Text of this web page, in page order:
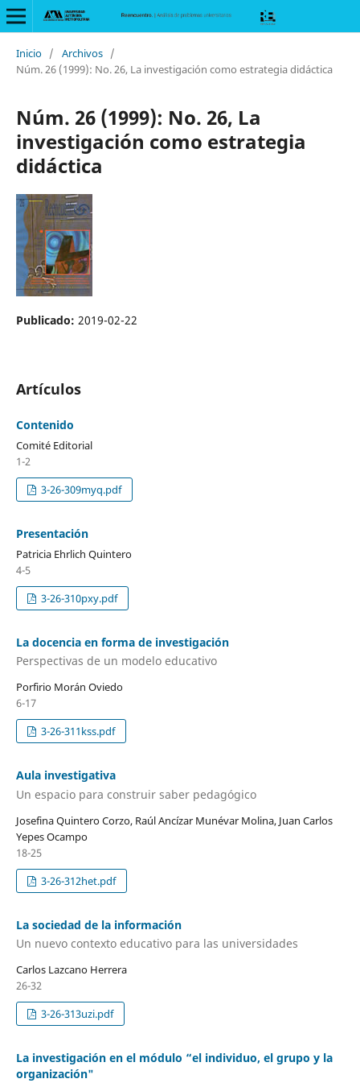
Inicio / Archivos /
Núm. 26 (1999): No. 26, La investigación como estrategia didáctica
Núm. 26 (1999): No. 26, La
investigación como estrategia
didáctica
Publicado: 2019-02-22
Artículos
Contenido
Comité Editorial
1-2
3-26-309myq.pdf
Presentación
Patricia Ehrlich Quintero
4-5
3-26-310pxy.pdf
La docencia en forma de investigación
Perspectivas de un modelo educativo
Porfirio Morán Oviedo
6-17
3-26-311kss.pdf
Aula investigativa
Un espacio para construir saber pedagógico
Josefina Quintero Corzo, Raúl Ancízar Munévar Molina, Juan Carlos
Yepes Ocampo
18-25
3-26-312het.pdf
La sociedad de la información
Un nuevo contexto educativo para las universidades
Carlos Lazcano Herrera
26-32
3-26-313uzi.pdf
La investigación en el módulo “el individuo, el grupo y la
organización"